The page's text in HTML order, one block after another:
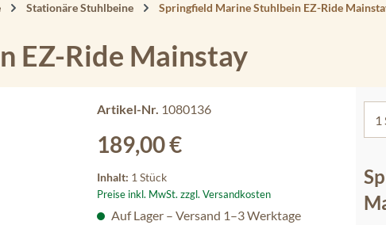
Stationäre Stuhlbeine Springfield Marine Stuhlbein EZ-Ride
EZ-Ride Mainstay
Artikel-Nr. 1080136
Regulärer Preis:
189,00 €
Inhalt: 1 Stück
Preise inkl. MwSt. zzgl. Versandkosten
Auf Lager – Versand 1–3 Werktage